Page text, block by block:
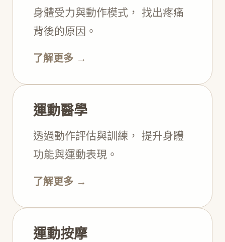
身體受力與動作模式， 找出疼痛
背後的原因。
了解更多 →
運動醫學
透過動作評估與訓練， 提升身體
功能與運動表現。
了解更多 →
運動按摩